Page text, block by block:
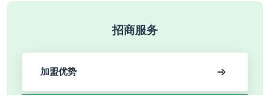
招商服务
加盟优势